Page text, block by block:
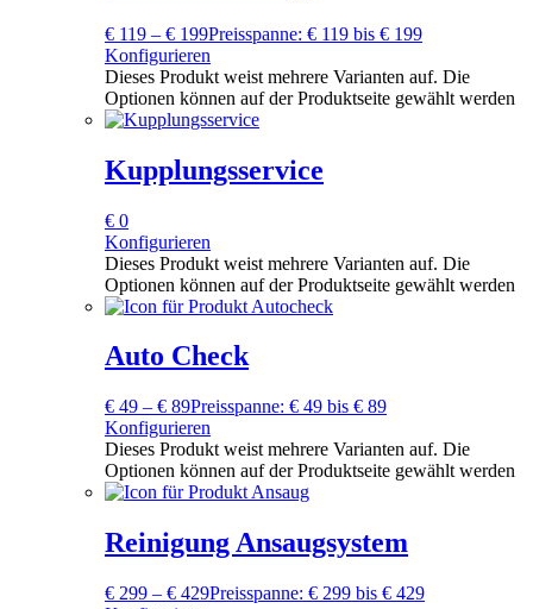
€ 119 – € 199Preisspanne: € 119 bis € 199
Konfigurieren
Dieses Produkt weist mehrere Varianten auf. Die
Optionen können auf der Produktseite gewählt werden
Kupplungsservice
€ 0
Konfigurieren
Dieses Produkt weist mehrere Varianten auf. Die
Optionen können auf der Produktseite gewählt werden
Auto Check
€ 49 – € 89Preisspanne: € 49 bis € 89
Konfigurieren
Dieses Produkt weist mehrere Varianten auf. Die
Optionen können auf der Produktseite gewählt werden
Reinigung Ansaugsystem
€ 299 – € 429Preisspanne: € 299 bis € 429